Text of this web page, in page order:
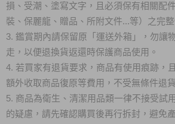
損、受潮、塗寫文字，且必須保有相關配
裝、保麗龍、贈品、所附文件...等）之完整
3. 鑑賞期內請保留原「運送外箱」，勿讓
走，以便退換貨返還時保護商品使用。
4. 若買家有退貨要求，商品有使用痕跡，
額外收取商品復原等費用，不受無條件退
5. 商品為衛生、清潔用品類一律不接受試
的疑慮，請先確認購買後再行拆封，避免